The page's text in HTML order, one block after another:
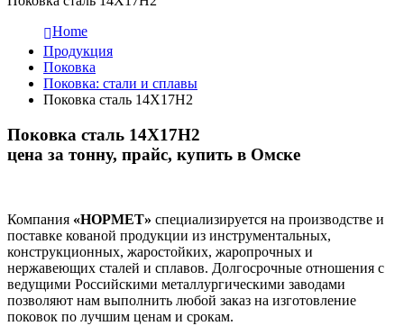
Home
Продукция
Поковка
Поковка: cтали и сплавы
Поковка сталь 14Х17Н2
Поковка сталь 14Х17Н2
цена за тонну, прайс, купить в Омске
Компания «НОРМЕТ» специализируется на производстве и
поставке кованой продукции из инструментальных,
конструкционных, жаростойких, жаропрочных и
нержавеющих сталей и сплавов. Долгосрочные отношения с
ведущими Российскими металлургическими заводами
позволяют нам выполнить любой заказ на изготовление
поковок по лучшим ценам и срокам.